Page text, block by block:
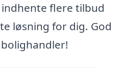
flere tilbud
løsning for dig. God